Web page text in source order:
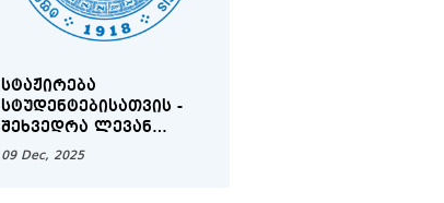
ᲡᲢᲐᲟᲘᲠᲔᲑᲐ
ᲡᲢᲣᲓᲔᲜᲢᲔᲑᲘᲡᲐᲗᲕᲘᲡ -
ᲨᲔᲮᲕᲔᲓᲠᲐ ᲚᲔᲕᲐᲜ
ᲡᲐᲛᲮᲐᲠᲐᲣᲚᲘᲡ
09 Dec, 2025